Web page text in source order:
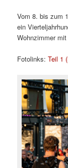
Vom 8. bis zum
ein
Wohnzimmer
Fotolinks:Teil 1